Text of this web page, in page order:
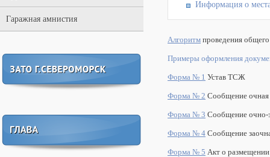
Гаражная амнистия
Информация о
Алгоритм проведения
Примеры оформления
Форма № 1 Устав ТСЖ
Форма № 2 Сообщение
Форма № 3 Сообщение очно-
Форма № 4 Сообщение
Форма № 5 Акт о